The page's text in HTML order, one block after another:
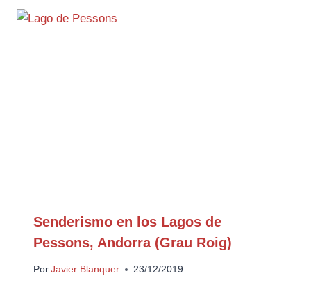
Senderismo en los Lagos de
Pessons, Andorra (Grau Roig)
Por Javier Blanquer 23/12/2019